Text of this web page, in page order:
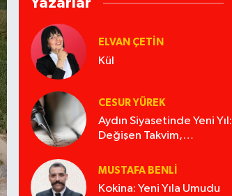
ELVAN ÇETIN
Kül
CESUR YÜREK
Aydın Siyasetinde Yeni Yıl:
Değişen Takvim,
MUSTAFA BENLI
Kokina: Yeni Yıla Umudu